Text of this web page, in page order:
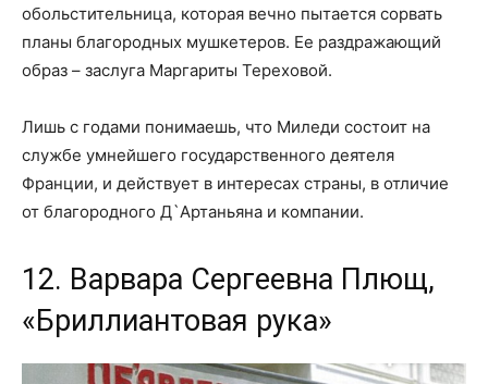
обольстительница, которая вечно пытается сорвать
планы благородных мушкетеров. Ее раздражающий
образ – заслуга Маргариты Тереховой.
Лишь с годами понимаешь, что Миледи состоит на
службе умнейшего государственного деятеля
Франции, и действует в интересах страны, в отличие
от благородного Д`Артаньяна и компании.
12. Варвара Сергеевна Плющ,
«Бриллиантовая рука»